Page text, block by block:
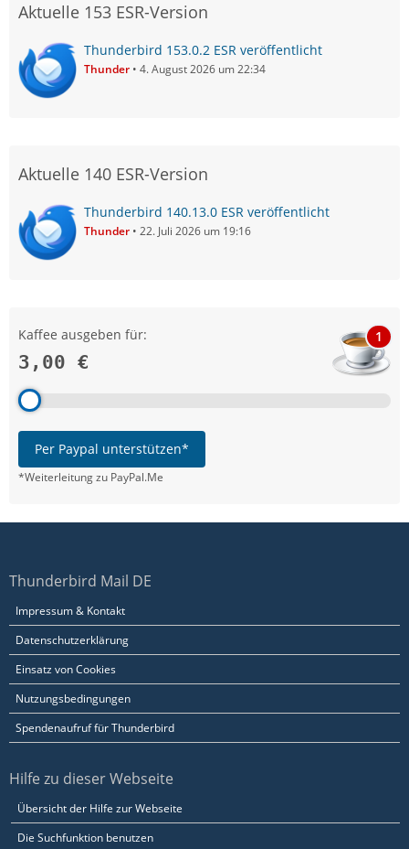
Aktuelle 153 ESR-Version
Thunderbird 153.0.2 ESR veröffentlicht
Thunder 4. August 2026 um 22:34
Aktuelle 140 ESR-Version
Thunderbird 140.13.0 ESR veröffentlicht
Thunder 22. Juli 2026 um 19:16
Kaffee ausgeben für:
3,00 €
1
Per Paypal unterstützen*
*Weiterleitung zu PayPal.Me
Thunderbird Mail DE
Impressum & Kontakt
Datenschutzerklärung
Einsatz von Cookies
Nutzungsbedingungen
Spendenaufruf für Thunderbird
Hilfe zu dieser Webseite
Übersicht der Hilfe zur Webseite
Die Suchfunktion benutzen